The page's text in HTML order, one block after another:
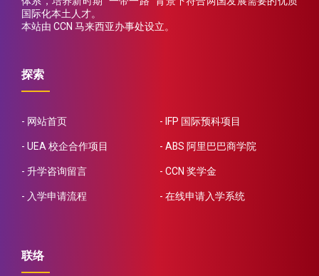
国际化本土人才。
本站由 CCN 马来西亚办事处设立。
探索
网站首页 IFP 国际预科项目
UEA 校企合作项目 ABS 阿里巴巴商学院
升学咨询留言 CCN 奖学金
入学申请流程 在线申请入学系统
联络